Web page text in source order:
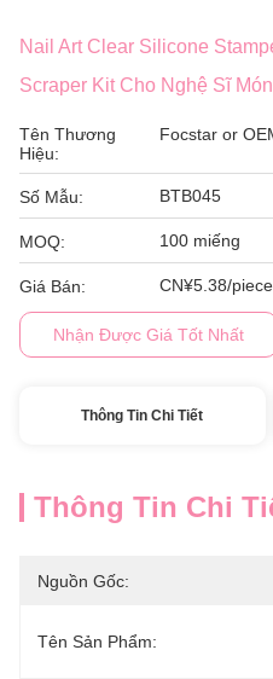
Nail Art Clear Silicone
Scraper Kit Cho Nghệ Sĩ
Tên Thương
Hiệu:
Focstar or
Số Mẫu: BTB045
MOQ: 100 miếng
Giá Bán: CN¥5.38/
Nhận Được Giá Tốt Nhất
Thông Tin Chi Tiết
Thông Tin Chi
Nguồn Gốc:
Tên Sản Phẩm: